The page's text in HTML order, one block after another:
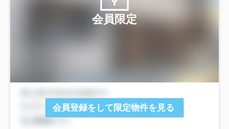
会員限定
会員登録をして限定物件を見る